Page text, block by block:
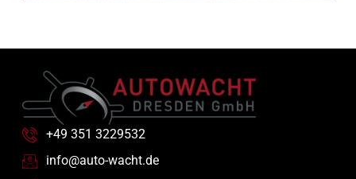
+49 351 3229532
info@auto-wacht.de